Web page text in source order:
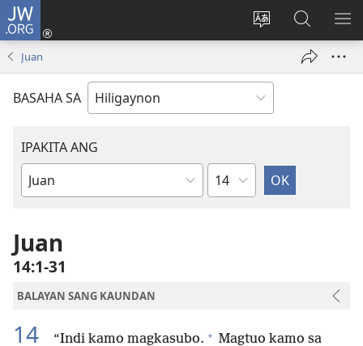
JW.ORG
Islan
lenguahe
sang
site
Mag-
log
new
Mangita
sa
JW.ORG
Juan
BASAHA SA
IPAKITA ANG
Libro
Kapitulo
Juan
14:1-31
BALAYAN SANG KAUNDAN
14 “Indi kamo magkasubo. + Magtuo kamo sa